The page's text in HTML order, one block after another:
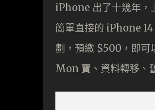
iPhone 出了十幾年，
簡單直接的 iPhone
劃，預繳 $500，即可
Mon 寶、資料轉移、